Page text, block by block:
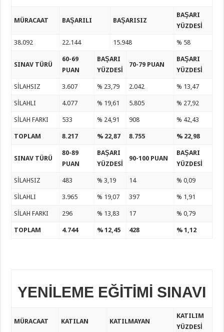
MÜRACAAT BAŞARILI BAŞARISIZ
BAŞARI
YÜZDESİ
38.092 22.144 15.948 % 58
SINAV TÜRÜ
60-69
PUAN
BAŞARI
YÜZDESİ
70-79 PUAN
BAŞARI
YÜZDESİ
SİLAHSIZ 3.607 % 23,79 2.042 % 13,47
SİLAHLI 4.077 % 19,61 5.805 % 27,92
SİLAH FARKI 533 % 24,91 908 % 42,43
TOPLAM 8.217 % 22,87 8.755 % 22,98
SINAV TÜRÜ
80-89
PUAN
BAŞARI
YÜZDESİ
90-100 PUAN
BAŞARI
YÜZDESİ
SİLAHSIZ 483 % 3,19 14 % 0,09
SİLAHLI 3.965 % 19,07 397 % 1,91
SİLAH FARKI 296 % 13,83 17 % 0,79
TOPLAM 4.744 % 12,45 428 % 1,12
YENİLEME EĞİTİMİ SINAVI
MÜRACAAT KATILAN KATILMAYAN
KATILIM
YÜZDESİ